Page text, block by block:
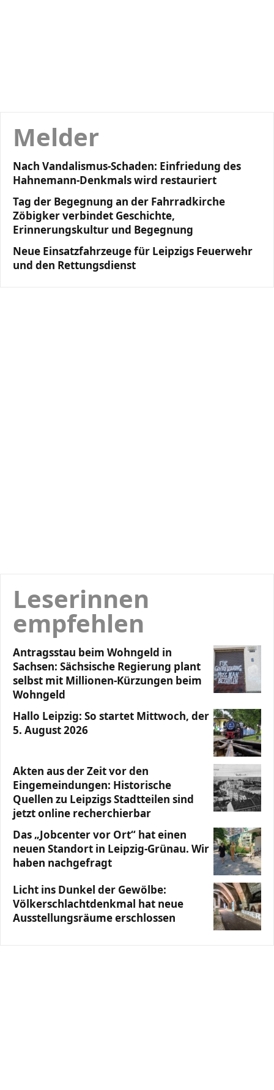
Melder
Nach Vandalismus-Schaden: Einfriedung des
Hahnemann-Denkmals wird restauriert
Tag der Begegnung an der Fahrradkirche
Zöbigker verbindet Geschichte,
Erinnerungskultur und Begegnung
Neue Einsatzfahrzeuge für Leipzigs Feuerwehr
und den Rettungsdienst
Leserinnen
empfehlen
Antragsstau beim Wohngeld in
Sachsen: Sächsische Regierung plant
selbst mit Millionen-Kürzungen beim
Wohngeld
Hallo Leipzig: So startet Mittwoch, der
5. August 2026
Akten aus der Zeit vor den
Eingemeindungen: Historische
Quellen zu Leipzigs Stadtteilen sind
jetzt online recherchierbar
Das „Jobcenter vor Ort“ hat einen
neuen Standort in Leipzig-Grünau. Wir
haben nachgefragt
Licht ins Dunkel der Gewölbe:
Völkerschlachtdenkmal hat neue
Ausstellungsräume erschlossen